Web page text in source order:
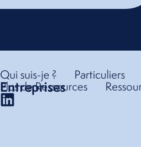
Qui suis-je ? Particuliers
Entreprises
Plus de Ressources